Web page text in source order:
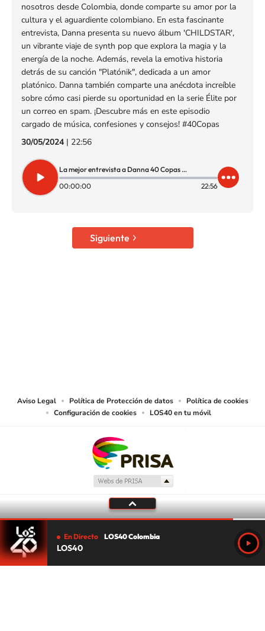
nosotros desde Colombia, donde comparte su amor por la
cultura y el aguardiente colombiano. En esta fascinante
entrevista, Danna presenta su nuevo álbum 'CHILDSTAR',
un vibrante viaje de synth pop que explora la magia y la
energía de la noche. Además, revela la emotiva historia
detrás de su canción "Platónik", dedicada a un amor
platónico. Danna también comparte una anécdota increíble
sobre cómo casi pierde su oportunidad en la serie Élite por
un correo en spam. ¡Descubre más en este episodio
cargado de música, confesiones y consejos! #40Copas
30/05/2024 | 22:56
La mejor entrevista a Danna 40 Copas de LOS40 Colombia
00:00:00
22:56
Siguiente
Aviso Legal Política de Protección de datos
Política de cookies
Configuración de cookies
LOS40 en tu móvil
En Directo LOS40 Colombia
LOS40